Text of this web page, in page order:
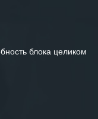
блока целиком